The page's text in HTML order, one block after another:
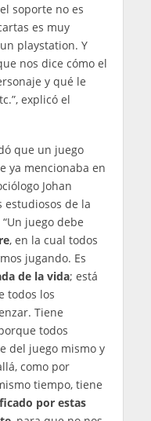
soporte no es
es muy
playstation. Y
nos dice cómo el
y qué le
explicó el
que un juego
ya mencionaba en
Johan
estudiosos de la
juego debe
, en la cual todos
jugando. Es
de la vida; está
todos los
Tiene
todos
del juego mismo y
como por
tiempo, tiene
por estas